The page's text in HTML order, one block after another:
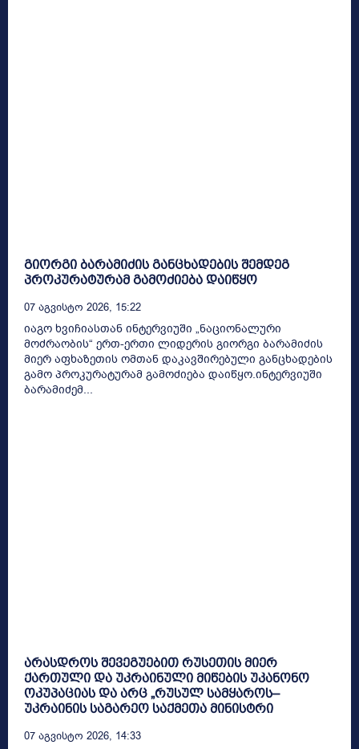
გიორგი ბარამიძის განცხადების შემდეგ
პროკურატურამ გამოძიება დაიწყო
07 Აგვისტო 2026, 15:22
იაგო ხვიჩიასთან ინტერვიუში „ნაციონალური
მოძრაობის“ ერთ-ერთი ლიდერის გიორგი ბარამიძის
მიერ აფხაზეთის ომთან დაკავშირებული განცხადების
გამო პროკურატურამ გამოძიება დაიწყო.ინტერვიუში
ბარამიძემ...
არასდროს შევეგუებით რუსეთის მიერ
ქართული და უკრაინული მიწების უკანონო
ოკუპაციას და არც „რუსულ სამყაროს–
უკრაინის საგარეო საქმეთა მინისტრი
07 Აგვისტო 2026, 14:33